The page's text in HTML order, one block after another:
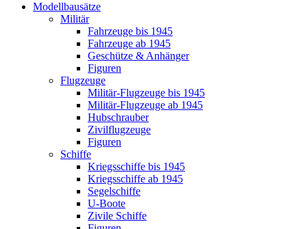
Modellbausätze
Militär
Fahrzeuge bis 1945
Fahrzeuge ab 1945
Geschütze & Anhänger
Figuren
Flugzeuge
Militär-Flugzeuge bis 1945
Militär-Flugzeuge ab 1945
Hubschrauber
Zivilflugzeuge
Figuren
Schiffe
Kriegsschiffe bis 1945
Kriegsschiffe ab 1945
Segelschiffe
U-Boote
Zivile Schiffe